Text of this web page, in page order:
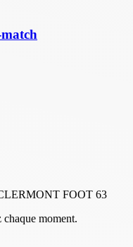
FOOT 63
moment.